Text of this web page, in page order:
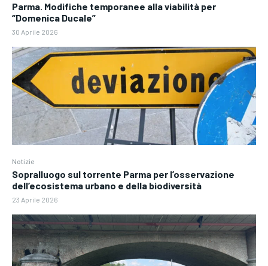
Parma. Modifiche temporanee alla viabilità per
“Domenica Ducale”
30 Aprile 2026
Notizie
Sopralluogo sul torrente Parma per l’osservazione
dell’ecosistema urbano e della biodiversità
23 Aprile 2026